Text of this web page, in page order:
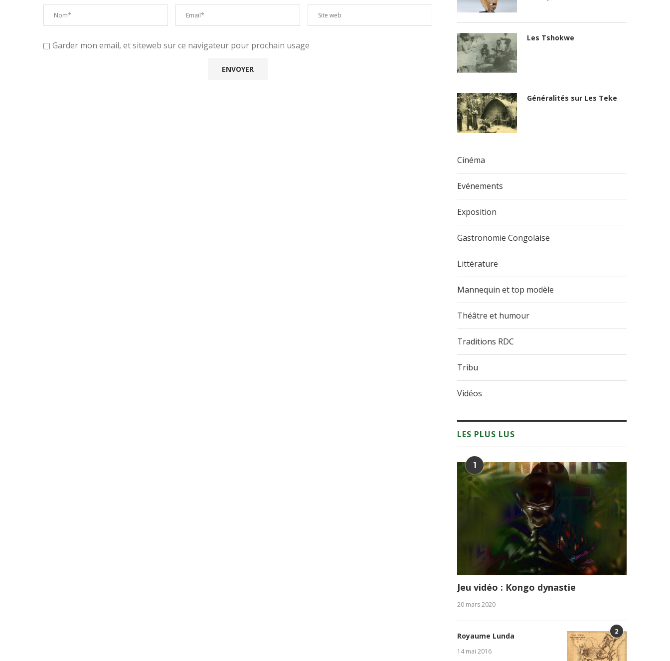
Garder mon email, et siteweb sur ce navigateur pour prochain usage
Les Tshokwe
Généralités sur Les Teke
Cinéma
Evénements
Exposition
Gastronomie Congolaise
Littérature
Mannequin et top modèle
Théâtre et humour
Traditions RDC
Tribu
Vidéos
LES PLUS LUS
1
Jeu vidéo : Kongo dynastie
20 mars 2020
2
Royaume Lunda
14 mai 2016